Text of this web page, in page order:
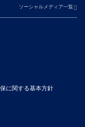
ソーシャルメディア一覧
に関する基本方針